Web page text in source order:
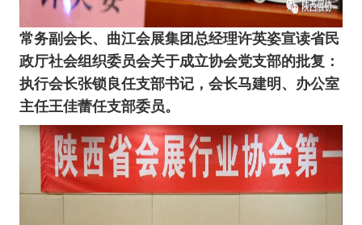
常务副会长、曲江会展集团总经理许英姿宣读省民
政厅社会组织委员会关于成立协会党支部的批复：
执行会长张锁良任支部书记，会长马建明、办公室
主任王佳蕾任支部委员。